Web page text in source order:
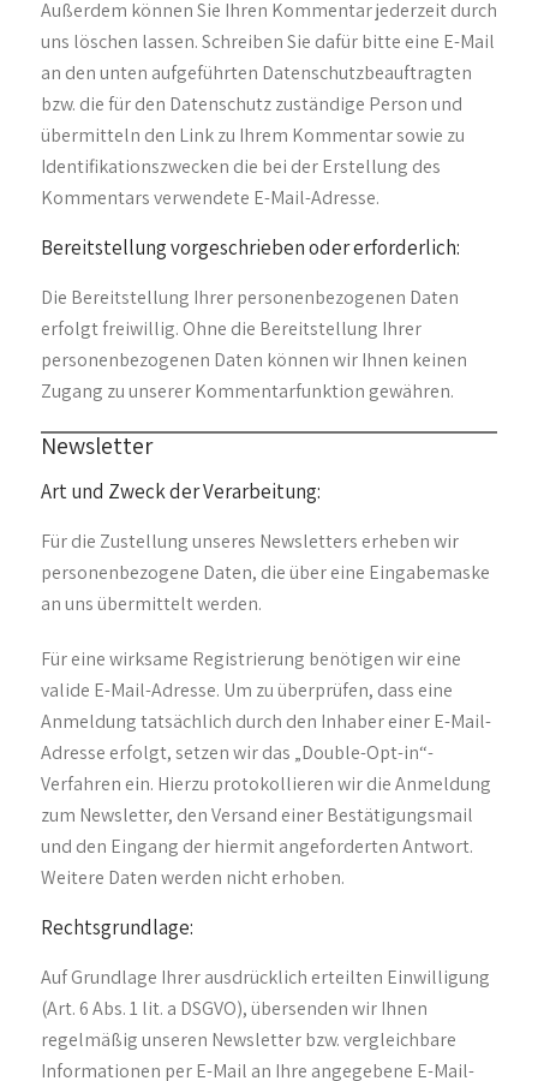
Außerdem können Sie Ihren Kommentar jederzeit durch
uns löschen lassen. Schreiben Sie dafür bitte eine E-Mail
an den unten aufgeführten Datenschutzbeauftragten
bzw. die für den Datenschutz zuständige Person und
übermitteln den Link zu Ihrem Kommentar sowie zu
Identifikationszwecken die bei der Erstellung des
Kommentars verwendete E-Mail-Adresse.
Bereitstellung vorgeschrieben oder erforderlich:
Die Bereitstellung Ihrer personenbezogenen Daten
erfolgt freiwillig. Ohne die Bereitstellung Ihrer
personenbezogenen Daten können wir Ihnen keinen
Zugang zu unserer Kommentarfunktion gewähren.
Newsletter
Art und Zweck der Verarbeitung:
Für die Zustellung unseres Newsletters erheben wir
personenbezogene Daten, die über eine Eingabemaske
an uns übermittelt werden.
Für eine wirksame Registrierung benötigen wir eine
valide E-Mail-Adresse. Um zu überprüfen, dass eine
Anmeldung tatsächlich durch den Inhaber einer E-Mail-
Adresse erfolgt, setzen wir das „Double-Opt-in“-
Verfahren ein. Hierzu protokollieren wir die Anmeldung
zum Newsletter, den Versand einer Bestätigungsmail
und den Eingang der hiermit angeforderten Antwort.
Weitere Daten werden nicht erhoben.
Rechtsgrundlage:
Auf Grundlage Ihrer ausdrücklich erteilten Einwilligung
(Art. 6 Abs. 1 lit. a DSGVO), übersenden wir Ihnen
regelmäßig unseren Newsletter bzw. vergleichbare
Informationen per E-Mail an Ihre angegebene E-Mail-